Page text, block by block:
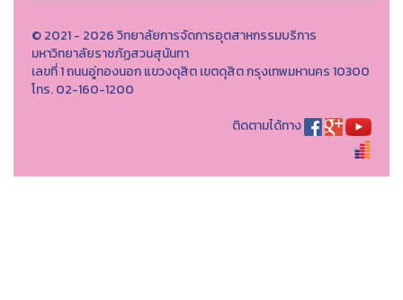
© 2021 - 2026 วิทยาลัยการจัดการอุตสาหกรรมบริการ
มหาวิทยาลัยราชภัฏสวนสุนันทา
เลขที่ 1 ถนนอู่ทองนอก แขวงดุสิต เขตดุสิต กรุงเทพมหานคร 10300
โทร. 02-160-1200
ติดตามได้ทาง